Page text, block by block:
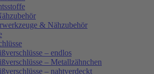
& Nähzubehör
– endlos
– Metallzähnchen
– nahtverdeckt